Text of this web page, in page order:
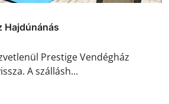
Hajdúnánás
Prestige Vendégház
A szállásh...